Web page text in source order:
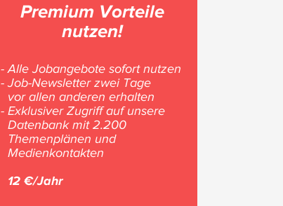
Premium Vorteile
nutzen!
- Alle Jobangebote sofort nutzen
- Job-Newsletter zwei Tage
vor allen anderen erhalten
- Exklusiver Zugriff auf unsere
Datenbank mit 2.200
Themenplänen und
Medienkontakten
12 €/Jahr